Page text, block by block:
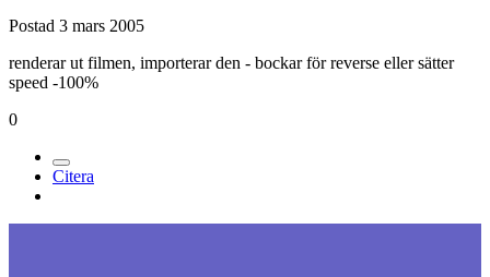
Postad 3 mars 2005
renderar ut filmen, importerar den - bockar för reverse eller sätter
speed -100%
0
Citera